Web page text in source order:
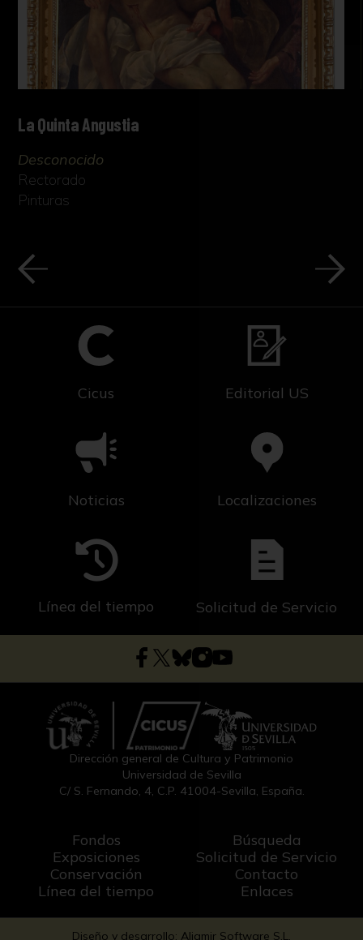
La Quinta Angustia
Desconocido
Rectorado
Pinturas
Cicus Editorial US
Noticias Localizaciones
Línea del tiempo Solicitud de Servicio
Dirección general de Cultura y Patrimonio
Universidad de Sevilla
C/ S. Fernando, 4, C.P. 41004-Sevilla, España.
Fondos
Exposiciones
Conservación
Línea del tiempo
Búsqueda
Solicitud de Servicio
Contacto
Enlaces
Diseño y desarrollo: Aljamir Software S.L.